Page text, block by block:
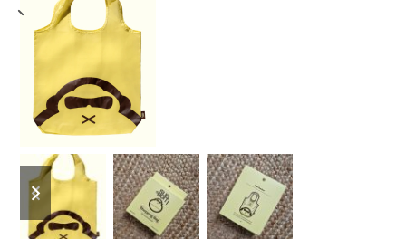
previous
slide
next
slide